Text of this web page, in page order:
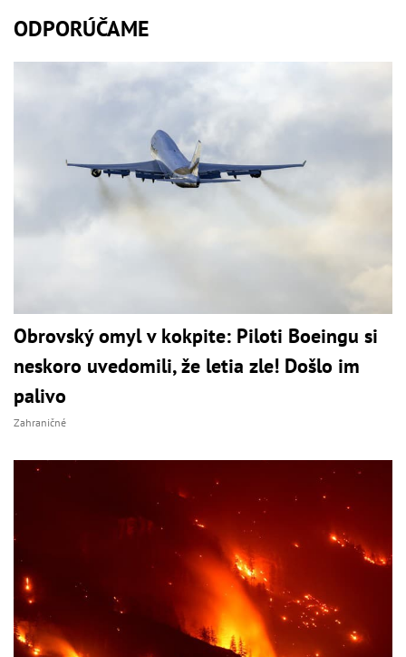
ODPORÚČAME
Obrovský omyl v kokpite: Piloti Boeingu si
neskoro uvedomili, že letia zle! Došlo im
palivo
Zahraničné